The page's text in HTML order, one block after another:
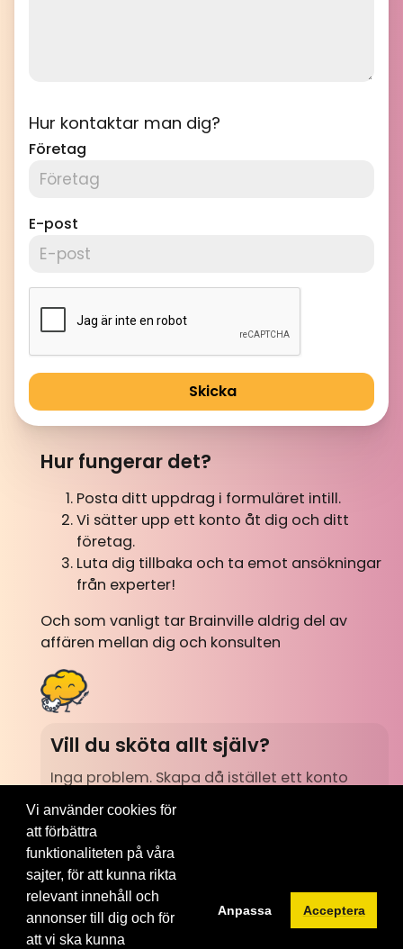
Hur kontaktar man dig?
Företag
E-post
Skicka
Hur fungerar det?
Posta ditt uppdrag i formuläret intill.
Vi sätter upp ett konto åt dig och ditt
företag.
Luta dig tillbaka och ta emot ansökningar
från experter!
Och som vanligt tar Brainville aldrig del av
affären mellan dig och konsulten
Vill du sköta allt själv?
Inga problem. Skapa då istället ett konto
och publicera ditt uppdrag direkt. Du får då
mer kontroll över all information som kan
kopplas till uppdraget.
Skapa konto
Vi använder cookies för
att förbättra
funktionaliteten på våra
sajter, för att kunna rikta
relevant innehåll och
annonser till dig och för
att vi ska kunna
Anpassa Acceptera